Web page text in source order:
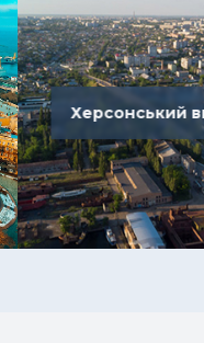
Херсонський